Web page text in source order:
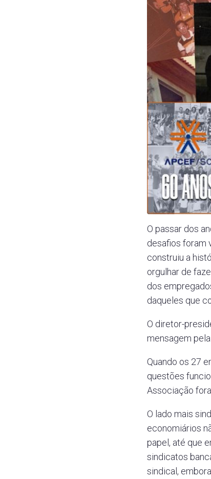
O passar dos
desafios foram
construiu a
orgulhar de
dos
daqueles que
O diretor-
mensagem
Quando os 27
questões
Associação
O lado mais
economiários
papel, até que
sindicatos
sindical,